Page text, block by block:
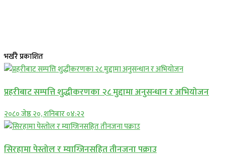
भर्खरै प्रकाशित
प्रहरीबाट सम्पत्ति शुद्धीकरणका २८ मुद्दामा अनुसन्धान र अभियोजन
२०८० जेष्ठ २०, शनिबार ०४:२२
सिरहामा पेस्तोल र म्याग्जिनसहित तीनजना पक्राउ